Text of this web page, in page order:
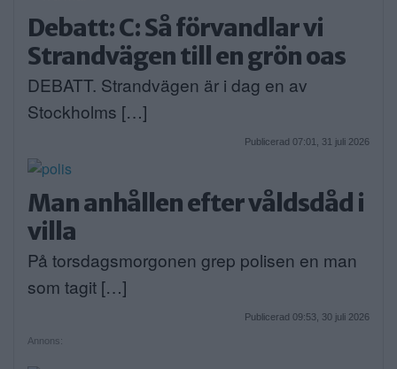
Debatt: C: Så förvandlar vi
Strandvägen till en grön oas
DEBATT. Strandvägen är i dag en av
Stockholms […]
Publicerad 07:01, 31 juli 2026
Man anhållen efter våldsdåd i
villa
På torsdagsmorgonen grep polisen en man
som tagit […]
Publicerad 09:53, 30 juli 2026
Annons: